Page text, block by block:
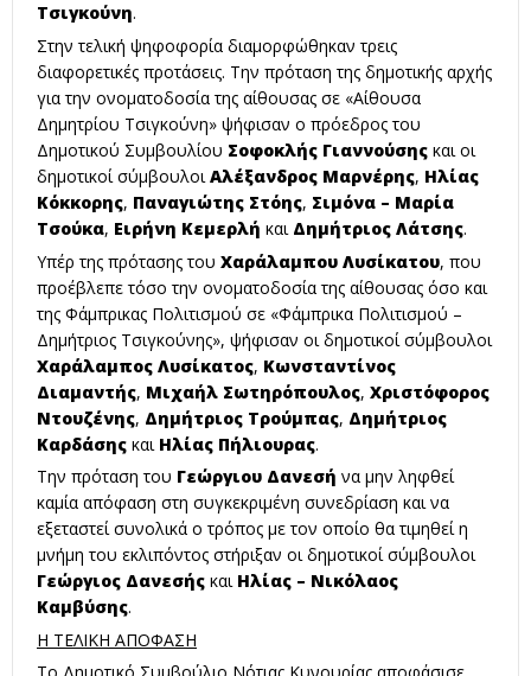
Τσιγκούνη.
Στην τελική ψηφοφορία διαμορφώθηκαν τρεις
διαφορετικές προτάσεις. Την πρόταση της δημοτικής αρχής
για την ονοματοδοσία της αίθουσας σε «Αίθουσα
Δημητρίου Τσιγκούνη» ψήφισαν ο πρόεδρος του
Δημοτικού Συμβουλίου Σοφοκλής Γιαννούσης και οι
δημοτικοί σύμβουλοιΑλέξανδρος Μαρνέρης, Ηλίας
Κόκκορης, Παναγιώτης Στόης, Σιμόνα – Μαρία
Τσούκα, Ειρήνη Κεμερλή και Δημήτριος Λάτσης.
Υπέρ της πρότασης του Χαράλαμπου Λυσίκατου, που
προέβλεπε τόσο την ονοματοδοσία της αίθουσας όσο και
της Φάμπρικας Πολιτισμού σε «Φάμπρικα Πολιτισμού –
Δημήτριος Τσιγκούνης», ψήφισαν οι δημοτικοί σύμβουλοι
Χαράλαμπος Λυσίκατος, Κωνσταντίνος
Διαμαντής, Μιχαήλ Σωτηρόπουλος, Χριστόφορος
Ντουζένης, Δημήτριος Τρούμπας, Δημήτριος
Καρδάσης και Ηλίας Πήλιουρας.
Την πρόταση του Γεώργιου Δανεσή να μην ληφθεί
καμία απόφαση στη συγκεκριμένη συνεδρίαση και να
εξεταστεί συνολικά ο τρόπος με τον οποίο θα τιμηθεί η
μνήμη του εκλιπόντος στήριξαν οι δημοτικοί σύμβουλοι
Γεώργιος Δανεσής και Ηλίας – Νικόλαος
Καμβύσης.
Η ΤΕΛΙΚΗ ΑΠΟΦΑΣΗ